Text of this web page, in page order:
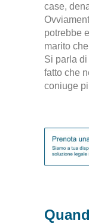
case,
potrebbe
marito
Si parla di
fatto che
coniuge